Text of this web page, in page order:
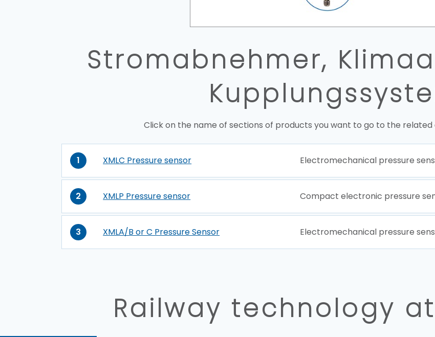
Stromabnehmer,
Click on the name of sections of products you want to go to the
1 XMLC Pressure sensor Electromechanical pressure
2 XMLP Pressure sensor Compact electronic pressure
3 XMLA/B or C Pressure Sensor Electromechanical pressure
Railway technology